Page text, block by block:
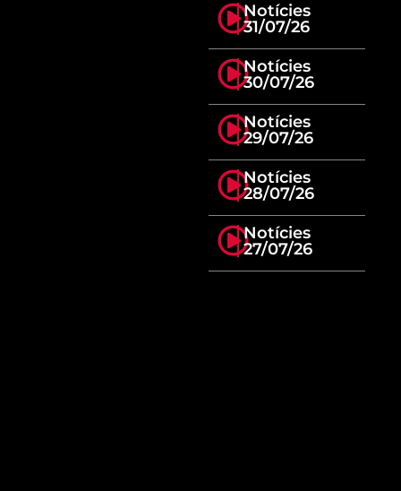
Notícies
31/07/26
Notícies
30/07/26
Notícies
29/07/26
Notícies
28/07/26
Notícies
27/07/26